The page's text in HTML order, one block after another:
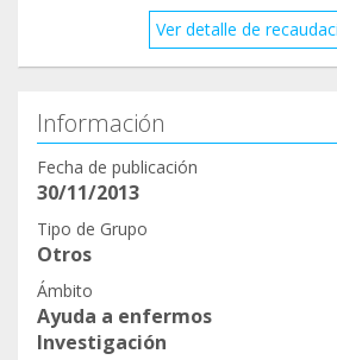
Ver detalle de
Información
Fecha de publicación
30/11/2013
Tipo de Grupo
Otros
Ámbito
Ayuda a enfermos
Investigación